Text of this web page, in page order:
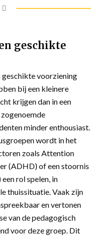
geschikte
geschikte voorziening
bij een kleinere
krijgen dan in een
minder enthousiast.
wordt in het
zoals Attention
(ADHD) of een stoornis
rol spelen, in
thuissituatie. Vaak zijn
en vertonen
van de pedagogisch
voor deze groep. Dit